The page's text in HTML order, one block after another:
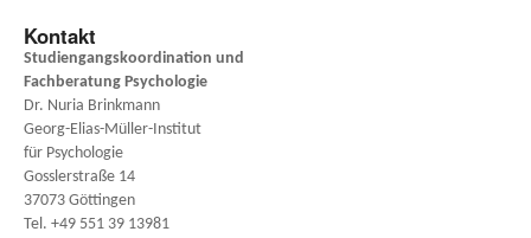
Kontakt
Studiengangskoordination und
Fachberatung Psychologie
Dr. Nuria Brinkmann
Georg-Elias-Müller-Institut
für Psychologie
Gosslerstraße 14
37073 Göttingen
Tel. +49 551 39 13981